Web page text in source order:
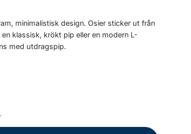
minimalistisk design. Osier sticker ut från
klassisk, krökt pip eller en modern L-
med utdragspip.